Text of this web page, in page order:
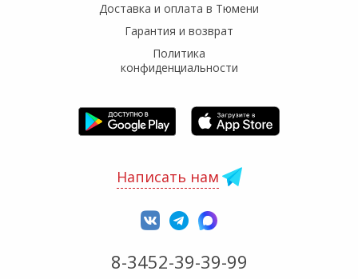
Доставка и оплата в Тюмени
Гарантия и возврат
Политика
конфиденциальности
Написать нам
8-3452-39-39-99